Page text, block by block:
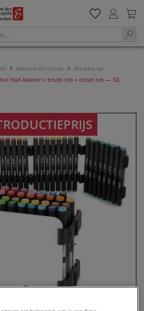
Markers en stiften
Markers op
Half-Marker ○ brush nib + chisel nib — 32-